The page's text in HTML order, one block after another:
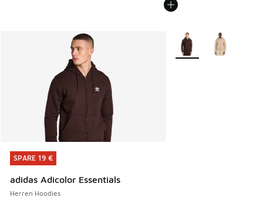
SPARE 19 €
adidas Adicolor Essentials
Herren Hoodies
SPARE 19 €
Weitere Farben